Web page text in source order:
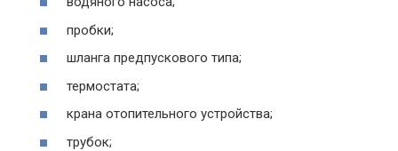
пробки;
шланга предпускового типа;
термостата;
крана отопительного устройства;
трубок;